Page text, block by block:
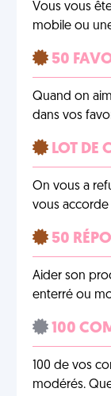
Vous vous
mobile ou
50
Quand on
dans vos
LOT DE
On vous a
vous
50
Aider son
enterré ou
100
100 de vos
modérés.